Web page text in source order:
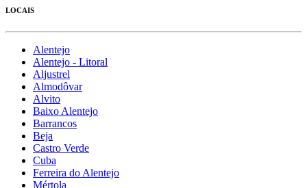
LOCAIS
Alentejo
Alentejo - Litoral
Aljustrel
Almodôvar
Alvito
Baixo Alentejo
Barrancos
Beja
Castro Verde
Cuba
Ferreira do Alentejo
Mértola